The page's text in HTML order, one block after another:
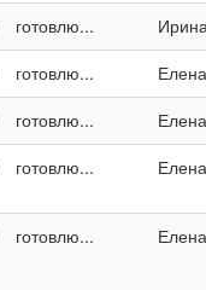
готовлю...
готовлю...
готовлю...
готовлю...
готовлю...